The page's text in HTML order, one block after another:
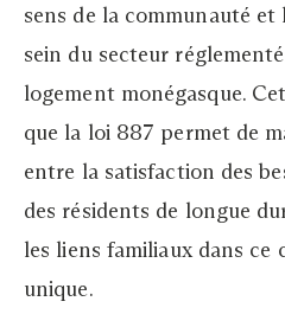
sens de la communauté et
sein du secteur
logement monégasque.
que la loi 887 permet de
entre la satisfaction des
des résidents de longue
les liens familiaux dans ce
unique.